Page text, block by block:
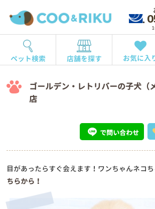
ペット検索 店舗を探す お気に入
ゴールデン・レトリバーの子犬
店
で問い合わせ
目があったらすぐ会えます！ワンちゃんネコ
ちらから！